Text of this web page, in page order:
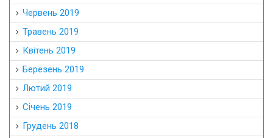
Червень 2019
Травень 2019
Квітень 2019
Березень 2019
Лютий 2019
Січень 2019
Грудень 2018